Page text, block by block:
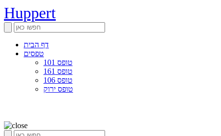
Huppert
דף הבית
טפסים
טופס 101
טופס 161
טופס 106
טופס ירוק